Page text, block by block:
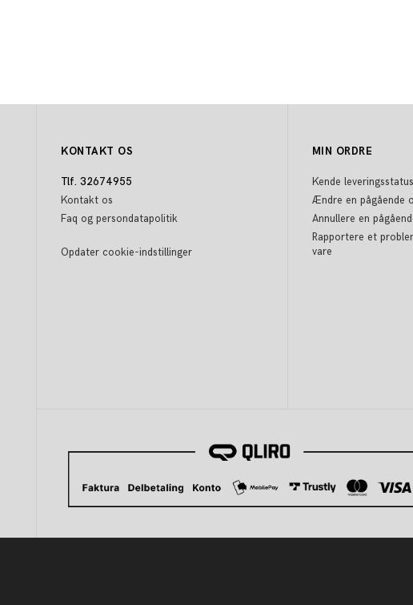
KONTAKT OS
Tlf. 32674955
Kontakt os
Faq og persondatapolitik
Opdater cookie-indstillinger
MIN ORDRE
Kende
Ændre en pågående
Annullere en
Rapportere et
vare